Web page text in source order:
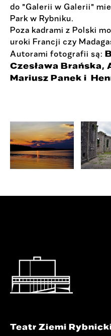
do "Galerii w Galerii"
Park w Rybniku.
Poza kadrami z Polski
uroki Francji czy
Autorami fotografii są:
Czesława Brańska,
Mariusz Panek i
Teatr Ziemi